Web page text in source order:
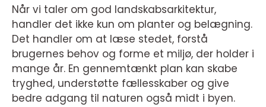
Når vi taler om god landskabsarkitektur,
handler det ikke kun om planter og belægning.
Det handler om at læse stedet, forstå
brugernes behov og forme et miljø, der holder i
mange år. En gennemtænkt plan kan skabe
tryghed, understøtte fællesskaber og give
bedre adgang til naturen også midt i byen.